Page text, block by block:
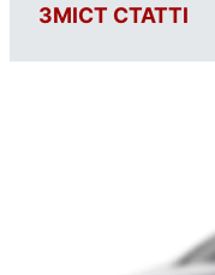
ЗМІСТ СТАТТІ